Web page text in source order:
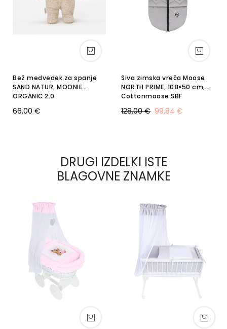
Bež medvedek za spanje
SAND NATUR, MOONIE
ORGANIC 2.0
66,00 €
Siva zimska vreča Moose
NORTH PRIME, 108×50 cm,
Cottonmoose SBF
99,84 €
128,00 €
DRUGI IZDELKI ISTE
BLAGOVNE ZNAMKE